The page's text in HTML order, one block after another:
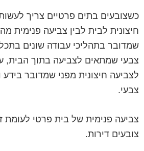
כשצובעים בתים פרטיים צריך
חיצונית לבית לבין צביעה פנימית
שמדובר בתהליכי עבודה שונים
צבעי שמתאים לצביעה בתוך הבית,
לצביעה חיצונית מפני שמדובר בידע
צבעי.
צביעה פנימית של בית פרטי לעומת
צובעים דירות.